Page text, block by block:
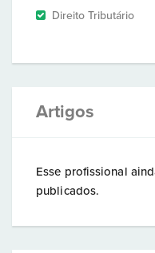
Direito Tributário
Artigos
Esse profissional
publicados.